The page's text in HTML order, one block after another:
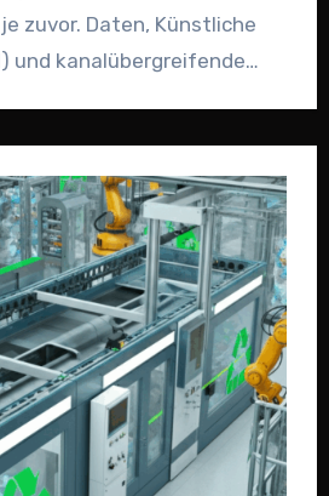
zuvor. Daten, Künstliche
und kanalübergreifende